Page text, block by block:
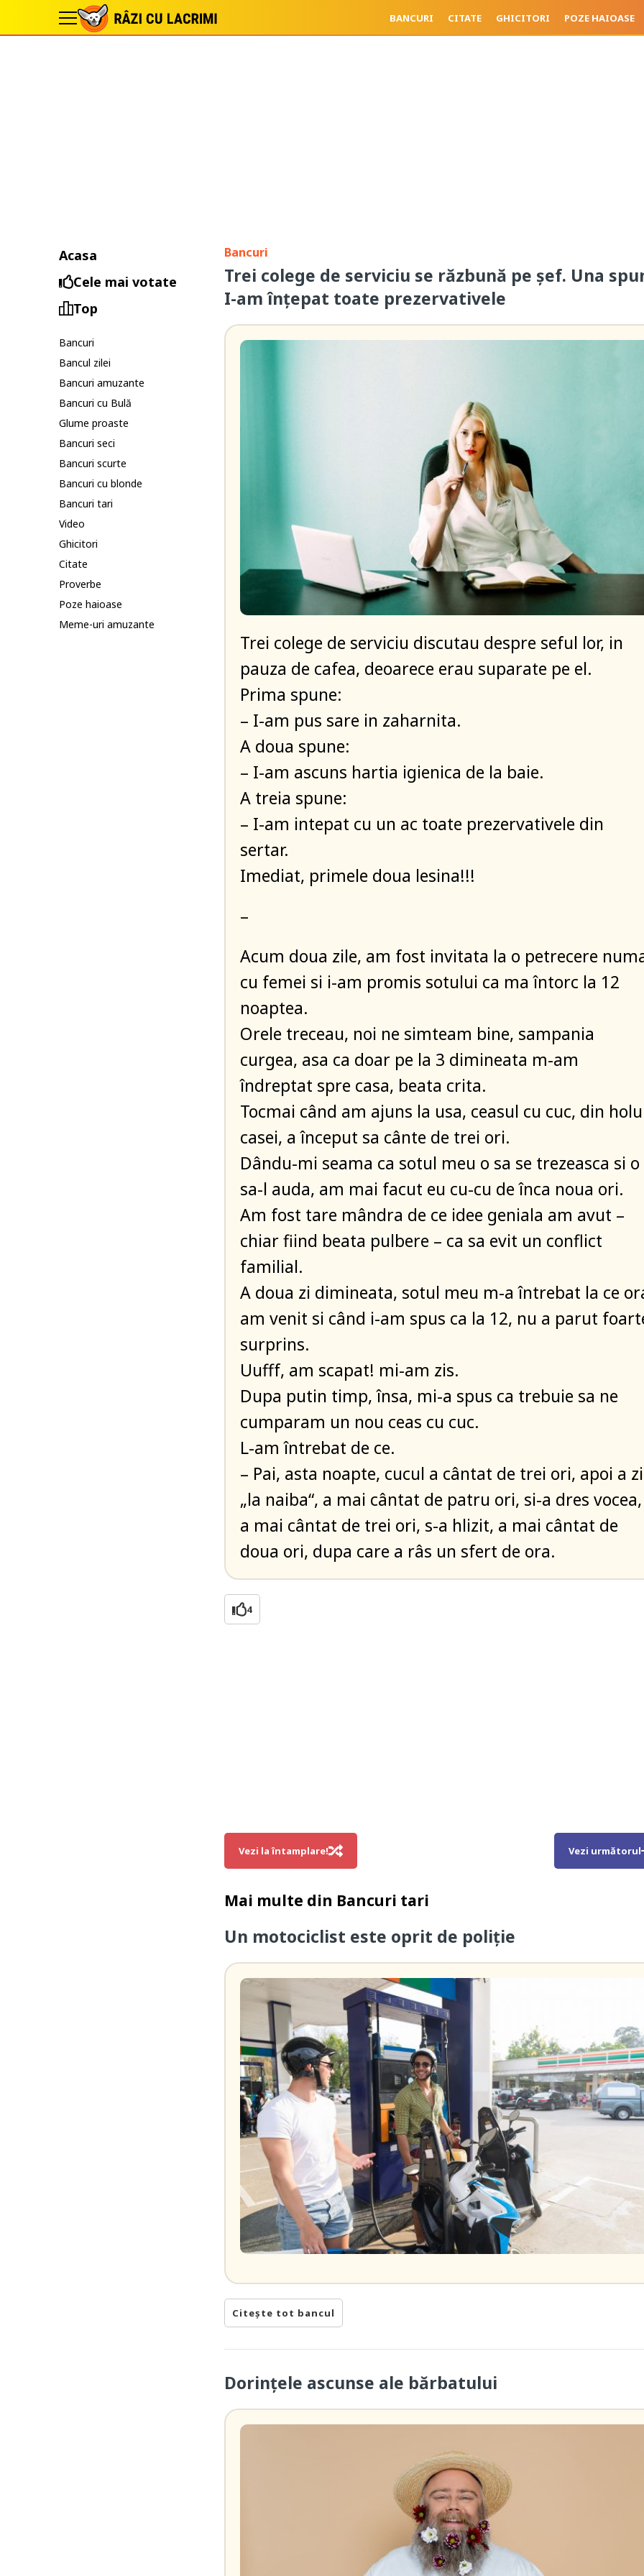
BANCURI CITATE GHICITORI POZE HAIOASE
Acasa
Cele mai votate
Top
Bancuri
Bancul zilei
Bancuri amuzante
Bancuri cu Bulă
Glume proaste
Bancuri seci
Bancuri scurte
Bancuri cu blonde
Bancuri tari
Video
Ghicitori
Citate
Proverbe
Poze haioase
Meme-uri amuzante
Bancuri
Trei colege de serviciu se răzbună pe șef. Una
I-am înțepat toate prezervativele
Trei colege de serviciu discutau despre seful lor, in
pauza de cafea, deoarece erau suparate pe el.
Prima spune:
– I-am pus sare in zaharnita.
A doua spune:
– I-am ascuns hartia igienica de la baie.
A treia spune:
– I-am intepat cu un ac toate prezervativele din
sertar.
Imediat, primele doua lesina!!!
–
Acum doua zile, am fost invitata la o petrecere
cu femei si i-am promis sotului ca ma întorc la 12
noaptea.
Orele treceau, noi ne simteam bine, sampania
curgea, asa ca doar pe la 3 dimineata m-am
îndreptat spre casa, beata crita.
Tocmai când am ajuns la usa, ceasul cu cuc, din
casei, a început sa cânte de trei ori.
Dându-mi seama ca sotul meu o sa se trezeasca si o
sa-l auda, am mai facut eu cu-cu de înca noua ori.
Am fost tare mândra de ce idee geniala am avut –
chiar fiind beata pulbere – ca sa evit un conflict
familial.
A doua zi dimineata, sotul meu m-a întrebat la ce
am venit si când i-am spus ca la 12, nu a parut
surprins.
Uufff, am scapat! mi-am zis.
Dupa putin timp, însa, mi-a spus ca trebuie sa ne
cumparam un nou ceas cu cuc.
L-am întrebat de ce.
– Pai, asta noapte, cucul a cântat de trei ori, apoi a
„la naiba“, a mai cântat de patru ori, si-a dres vocea,
a mai cântat de trei ori, s-a hlizit, a mai cântat de
doua ori, dupa care a râs un sfert de ora.
4
Vezi la întamplare! Vezi următorul
Mai multe din Bancuri tari
Un motociclist este oprit de poliție
Citește tot bancul
Dorințele ascunse ale bărbatului